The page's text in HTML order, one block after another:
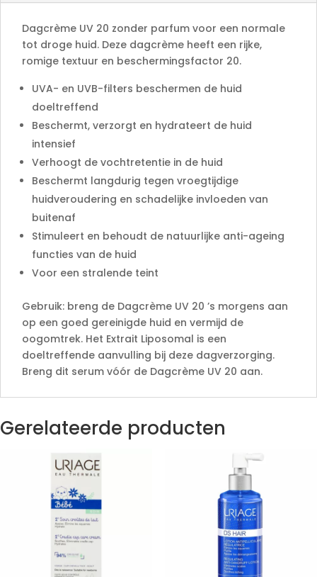
Dagcrème UV 20 zonder parfum voor een normale
tot droge huid. Deze dagcrème heeft een rijke,
romige textuur en beschermingsfactor 20.
UVA- en UVB-filters beschermen de huid
doeltreffend
Beschermt, verzorgt en hydrateert de huid
intensief
Verhoogt de vochtretentie in de huid
Beschermt langdurig tegen vroegtijdige
huidveroudering en schadelijke invloeden van
buitenaf
Stimuleert en behoudt de natuurlijke anti-ageing
functies van de huid
Voor een stralende teint
Gebruik: breng de Dagcrème UV 20 ’s morgens aan
op een goed gereinigde huid en vermijd de
oogomtrek. Het Extrait Liposomal is een
doeltreffende aanvulling bij deze dagverzorging.
Breng dit serum vóór de Dagcrème UV 20 aan.
Gerelateerde producten